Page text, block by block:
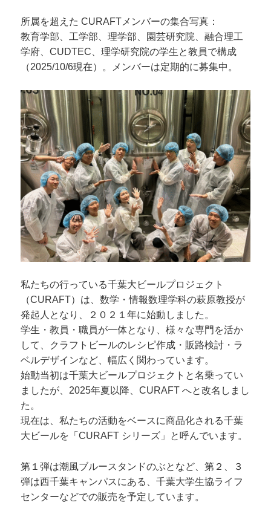
所属を超えた CURAFTメンバーの集合写真：
教育学部、工学部、理学部、園芸研究院、融合理工
学府、CUDTEC、理学研究院の学生と教員で構成
（2025/10/6現在）。メンバーは定期的に募集中。
私たちの行っている千葉大ビールプロジェクト
（CURAFT）は、数学・情報数理学科の萩原教授が
発起人となり、２０２１年に始動しました。
学生・教員・職員が一体となり、様々な専門を活か
して、クラフトビールのレシピ作成・販路検討・ラ
ベルデザインなど、幅広く関わっています。
始動当初は千葉大ビールプロジェクトと名乗ってい
ましたが、2025年夏以降、CURAFT へと改名しまし
た。
現在は、私たちの活動をベースに商品化される千葉
大ビールを「CURAFT シリーズ」と呼んでいます。
第１弾は潮風ブルースタンドのぶとなど、第２、３
弾は西千葉キャンパスにある、千葉大学生協ライフ
センターなどでの販売を予定しています。